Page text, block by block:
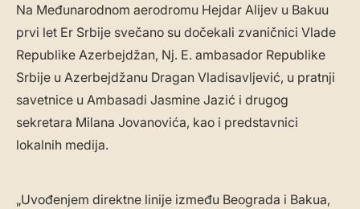
Na Međunarodnom aerodromu Hejdar Alijev u Bakuu
prvi let Er Srbije svečano su dočekali zvaničnici Vlade
Republike Azerbejdžan, Nj. E. ambasador Republike
Srbije u Azerbejdžanu Dragan Vladisavljević, u pratnji
savetnice u Ambasadi Jasmine Jazić i drugog
sekretara Milana Jovanovića, kao i predstavnici
lokalnih medija.
„Uvođenjem direktne linije između Beograda i Bakua,